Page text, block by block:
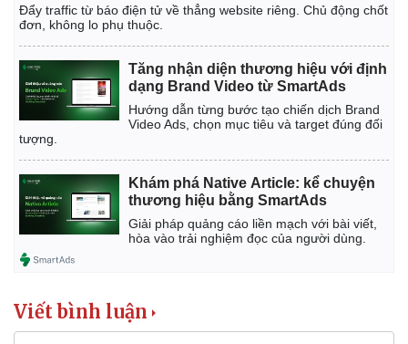
Đẩy traffic từ báo điện tử về thẳng website riêng. Chủ động chốt
đơn, không lo phụ thuộc.
Tăng nhận diện thương hiệu với định
dạng Brand Video từ SmartAds
Hướng dẫn từng bước tạo chiến dịch Brand
Video Ads, chọn mục tiêu và target đúng đối
tượng.
Khám phá Native Article: kể chuyện
thương hiệu bằng SmartAds
Giải pháp quảng cáo liền mạch với bài viết,
hòa vào trải nghiệm đọc của người dùng.
Viết bình luận